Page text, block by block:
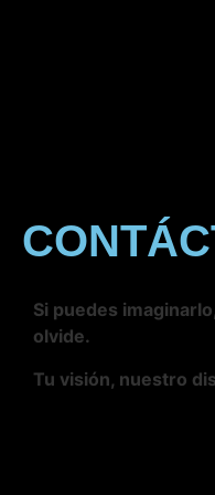
Si puedes
olvide.
Tu visión, nuestro